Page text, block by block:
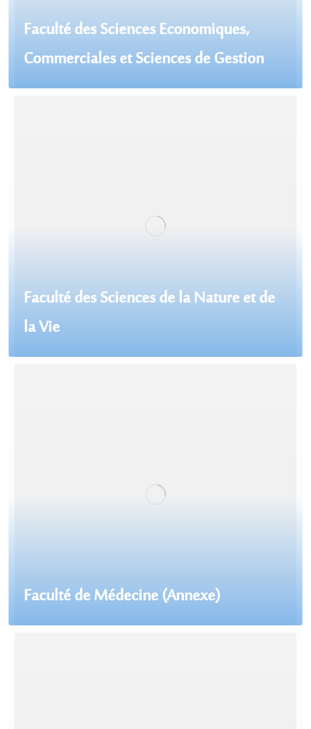
Faculté des Sciences Economiques,
Commerciales et Sciences de Gestion
Faculté des Sciences de la Nature et de
la Vie
Faculté de Médecine (Annexe)